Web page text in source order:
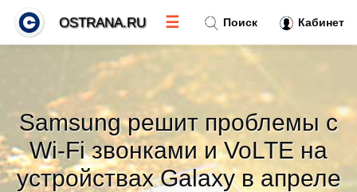
Samsung решит проблемы с
Wi-Fi звонками и VoLTE на
устройствах Galaxy в апреле
Поиск Кабинет
OSTRANA.RU ☰
Тренды новостей»
Рубрики»